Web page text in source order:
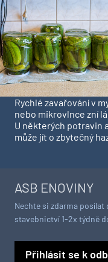
Rychlé zavařování v
nebo mikrovlnce zní
U některých potravin
může jít o zbytečný
ASB ENOVINY
Nechte si zdarma posílat
stavebnictví 1-2x týdně
Přihlásit se k